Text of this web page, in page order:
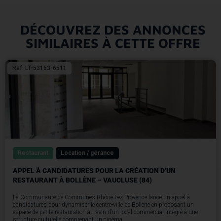
DÉCOUVREZ DES ANNONCES
SIMILAIRES À CETTE OFFRE
Ref. LT-53153-6511
Restaurant Location / gérance
APPEL À CANDIDATURES POUR LA CRÉATION D’UN
RESTAURANT À BOLLÈNE – VAUCLUSE (84)
La Communauté de Communes Rhône Lez Provence lance un appel à
candidatures pour dynamiser le centre-ville de Bollène en proposant un
espace de petite restauration au sein d’un local commercial intégré à une
structure culturelle comprenant un cinéma.